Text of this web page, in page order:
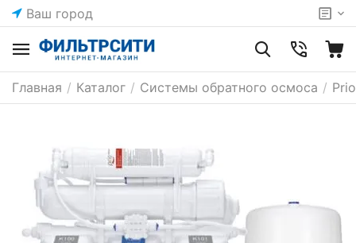
Ваш город
Главная / Каталог / Системы обратного осмоса /